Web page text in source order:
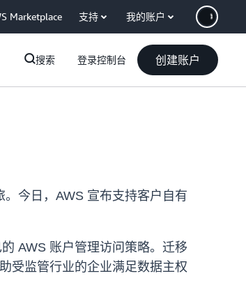
Marketplace 支持 我的账户
搜索 登录控制台 创建账户
今日，AWS 宣布支持客户自有
AWS 账户管理访问策略。迁移
受监管行业的企业满足数据主权